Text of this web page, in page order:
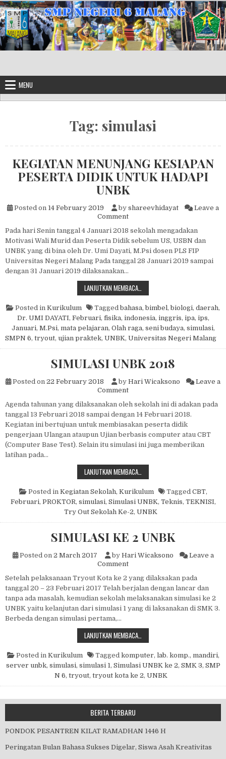
Skip to content
MENU
Tag: simulasi
KEGIATAN MENUNJANG KESIAPAN
PESERTA DIDIK UNTUK HADAPI
UNBK
Posted on 14 February 2019 by shareevhidayat
Leave a
Commenton KEGIATAN MENUNJANG
Pada hari Senin tanggal 4 Januari 2018 sekolah mengadakan
Motivasi Wali Murid dan Peserta Didik sebelum US, USBN dan
UNBK yang di bina oleh Dr. Umi Dayati, M.Psi dosen PLS FIP
Universitas Negeri Malang Pada tanggal 28 Januari 2019 sampai
dengan 31 Januari 2019 dilaksanakan…
LANJUTKAN MEMBACA…
Posted in Kurikulum Taggedbahasa,bimbel ,biologi, daerah,
Dr. UMI DAYATI, Februari, fisika, indonesia, inggris, ipa, ips,
Januari, M.Psi, mata pelajaran, Olah raga, seni budaya, simulasi,
SMPN 6, tryout, ujian praktek, UNBK, Universitas Negeri Malang
SIMULASI UNBK 2018
Posted on 22 February 2018 by Hari Wicaksono
Leave a
Commenton SIMULASI UNBK 2018
Agenda tahunan yang dilaksanakan oleh sekolah ini di adakan pada
tanggal 13 Februari 2018 sampai dengan 14 Februari 2018.
Kegiatan ini bertujuan untuk membiasakan peserta didik
pengerjaan Ulangan ataupun Ujian berbasis computer atau CBT
(Computer Base Test). Selain itu simulasi ini juga memberikan
latihan pada…
LANJUTKAN MEMBACA…
Posted in Kegiatan Sekolah, Kurikulum Tagged CBT,
Februari, PROKTOR, simulasi, Simulasi UNBK, Teknis, TEKNISI,
Try Out Sekolah Ke-2, UNBK
SIMULASI KE 2 UNBK
Posted on 2 March 2017 by Hari Wicaksono
Leave a
Commenton SIMULASI KE 2 UNBK
Setelah pelaksanaan Tryout Kota ke 2 yang dilaksakan pada
tanggal 20 – 23 Februari 2017 Telah berjalan dengan lancar dan
tanpa ada masalah, kemudian sekolah melaksanakan simulasi ke 2
UNBK yaitu kelanjutan dari simulasi 1 yang di laksanakan di SMK 3.
Berbeda dengan simulasi pertama,…
LANJUTKAN MEMBACA…
Posted in Kurikulum Tagged komputer, lab. komp., mandiri,
server unbk, simulasi, simulasi 1, Simulasi UNBK ke 2, SMK 3, SMP
N 6, tryout, tryout kota ke 2, UNBK
BERITA TERBARU
PONDOK PESANTREN KILAT RAMADHAN 1446 H
Peringatan Bulan Bahasa Sukses Digelar, Siswa Asah Kreativitas